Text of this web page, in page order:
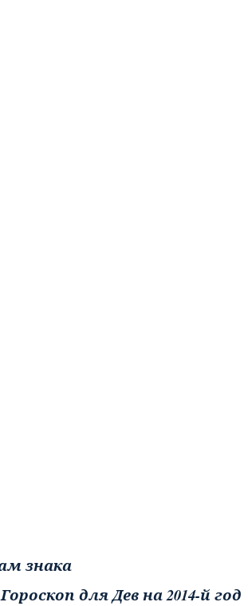
Гороскоп для Дев на 2014-й год